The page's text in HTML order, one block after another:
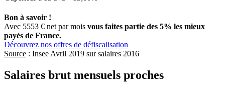
Bon à savoir !
Avec 5553 € net par mois vous faites partie des 5% les mieux
payés de France.
Découvrez nos offres de défiscalisation
Source : Insee Avril 2019 sur salaires 2016
Salaires brut mensuels proches